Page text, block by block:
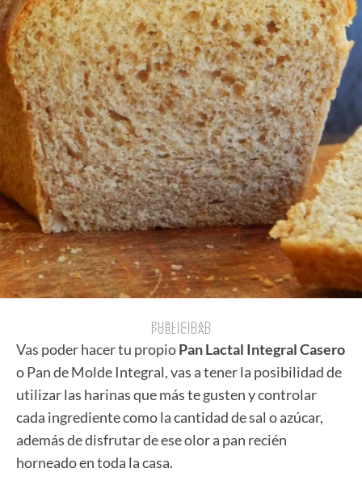
PUBLICIDAD
PUBLICIDAD
Vas poder hacer tu propioPan Lactal Integral Casero
o Pan de Molde Integral, vas a tener la posibilidad de
utilizar las harinas que más te gusten y controlar
cada ingrediente como la cantidad de sal o azúcar,
además de disfrutar de ese olor a pan recién
horneado en toda la casa.